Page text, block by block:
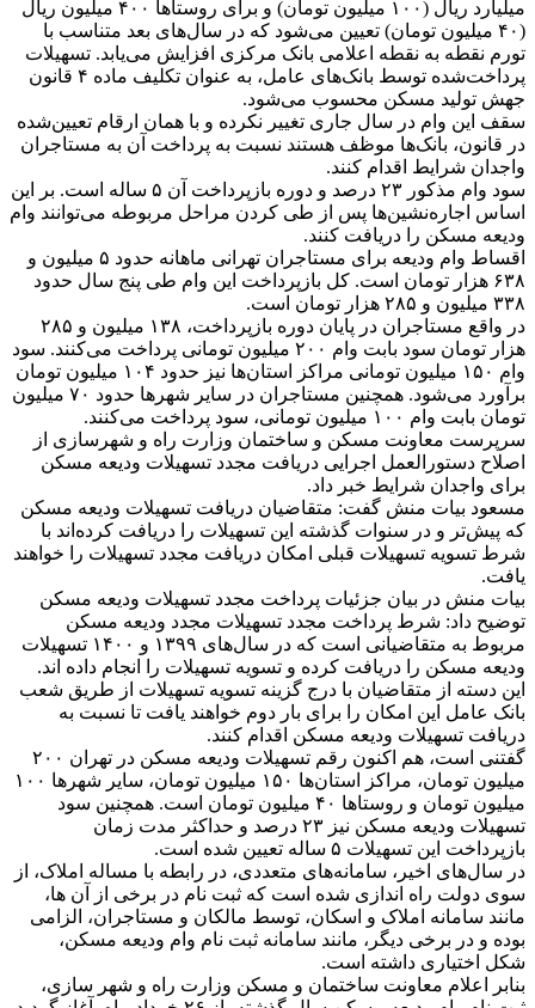
میلیارد ریال (۱۰۰ میلیون تومان) و برای روستا‌ها ۴۰۰ میلیون ریال
(۴۰ میلیون تومان) تعیین می‌شود که در سال‌های بعد متناسب با
تورم نقطه به نقطه اعلامی بانک مرکزی افزایش می‌یابد. تسهیلات
پرداخت‌شده توسط بانک‌های عامل، به عنوان تکلیف ماده ۴ قانون
جهش تولید مسکن محسوب می‌شود.
سقف این وام در سال جاری تغییر نکرده و با همان ارقام تعیین‌شده
در قانون، بانک‌ها موظف هستند نسبت به پرداخت آن به مستاجران
واجدان شرایط اقدام کنند.
سود وام مذکور ۲۳ درصد و دوره بازپرداخت آن ۵ ساله است. بر این
اساس اجاره‌نشین‌ها پس از طی کردن مراحل مربوطه می‌توانند وام
ودیعه مسکن را دریافت کنند.
اقساط وام ودیعه برای مستاجران تهرانی ماهانه حدود ۵ میلیون و
۶۳۸ هزار تومان است. کل بازپرداخت این وام طی پنج سال حدود
۳۳۸ میلیون و ۲۸۵ هزار تومان است.
در واقع مستاجران در پایان دوره بازپرداخت، ۱۳۸ میلیون و ۲۸۵
هزار تومان سود بابت وام ۲۰۰ میلیون تومانی پرداخت می‌کنند. سود
وام ۱۵۰ میلیون تومانی مراکز استان‌ها نیز حدود ۱۰۴ میلیون تومان
برآورد می‌شود. همچنین مستاجران در سایر شهر‌ها حدود ۷۰ میلیون
تومان بابت وام ۱۰۰ میلیون تومانی، سود پرداخت می‌کنند.
سرپرست معاونت مسکن و ساختمان وزارت راه و شهرسازی از
اصلاح دستورالعمل اجرایی دریافت مجدد تسهیلات ودیعه مسکن
برای واجدان شرایط خبر داد.
مسعود بیات منش گفت: متقاضیان دریافت تسهیلات ودیعه مسکن
که پیش‌تر و در سنوات گذشته این تسهیلات را دریافت کرده‌اند با
شرط تسویه تسهیلات قبلی امکان دریافت مجدد تسهیلات را خواهند
یافت.
بیات منش در بیان جزئیات پرداخت مجدد تسهیلات ودیعه مسکن
توضیح داد: شرط پرداخت مجدد تسهیلات مجدد ودیعه مسکن
مربوط به متقاضیانی است که در سال‌های ۱۳۹۹ و ۱۴۰۰ تسهیلات
ودیعه مسکن را دریافت کرده و تسویه تسهیلات را انجام داده اند.
این دسته از متقاضیان با درج گزینه تسویه تسهیلات از طریق شعب
بانک عامل این امکان را برای بار دوم خواهند یافت تا نسبت به
دریافت تسهیلات ودیعه مسکن اقدام کنند.
گفتنی است، هم اکنون رقم تسهیلات ودیعه مسکن در تهران ۲۰۰
میلیون تومان، مراکز استان‌ها ۱۵۰ میلیون تومان، سایر شهر‌ها ۱۰۰
میلیون تومان و روستا‌ها ۴۰ میلیون تومان است. همچنین سود
تسهیلات ودیعه مسکن نیز ۲۳ درصد و حداکثر مدت زمان
بازپرداخت این تسهیلات ۵ ساله تعیین شده است.
در سال‌های اخیر، سامانه‌های متعددی، در رابطه با مساله املاک، از
سوی دولت راه اندازی شده است که ثبت نام در برخی از آن ها،
مانند سامانه املاک و اسکان، توسط مالکان و مستاجران، الزامی
بوده و در برخی دیگر، مانند سامانه ثبت نام وام ودیعه مسکن، ​
شکل اختیاری داشته است.
بنابر اعلام معاونت ساختمان و مسکن وزارت راه و شهر سازی،